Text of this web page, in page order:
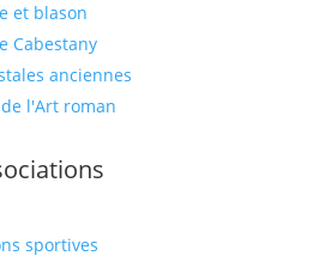
et blason
Cabestany
anciennes
l'Art roman
sportives